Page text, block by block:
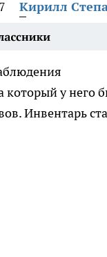
Кирилл
который у него
Инвентарь